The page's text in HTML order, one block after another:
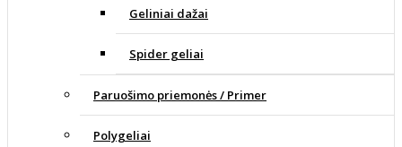
Geliniai dažai
Spider geliai
Paruošimo priemonės / Primer
Polygeliai